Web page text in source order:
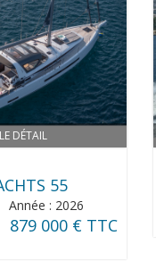
DÉTAIL
55
: 2026
879 000 € TTC